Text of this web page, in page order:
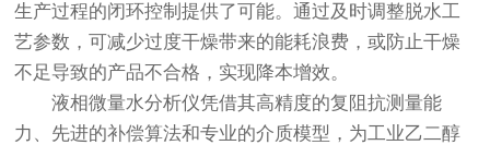
生产过程的闭环控制提供了可能。通过及时调整脱水工
艺参数，可减少过度干燥带来的能耗浪费，或防止干燥
不足导致的产品不合格，实现降本增效。
液相微量水分析仪凭借其高精度的复阻抗测量能
力、先进的补偿算法和专业的介质模型，为工业乙二醇